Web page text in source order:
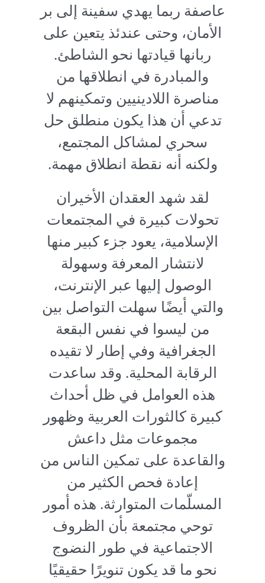
عاصفة ربما يهدي سفينة إلى بر
الأمان، وحتى عندئذ يتعين على
ربانها قيادتها نحو الشاطئ.
والمبادرة في انطلاقها من
مناصرة اللادينيين وتمكينهم لا
تدعي أن هذا يكون منطلق حل
سحري لمشاكل المجتمع،
ولكنه أنه نقطة انطلاق مهمة.
لقد شهد العقدان الأخيران
تحولات كبيرة في المجتمعات
الإسلامية، يعود جزء كبير منها
لانتشار المعرفة وسهولة
الوصول إليها عبر الإنترنت،
والتي أيضًا سهلت التواصل بين
من ليسوا في نفس البقعة
الجغرافية وفي إطار لا تقيده
الرقابة المحلية. وقد ساعدت
هذه العوامل في ظل أحداث
كبيرة كالثورات العربية وظهور
مجموعات مثل داعش
والقاعدة على تمكين الناس من
إعادة فحص الكثير من
المسلّمات المتوارثة. هذه أمور
توحي مجتمعة بأن الظروف
الاجتماعية في طور النضوج
نحو ما قد يكون تنويرًا حقيقيًا